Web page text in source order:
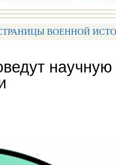
ВОЕННОЙ
научную